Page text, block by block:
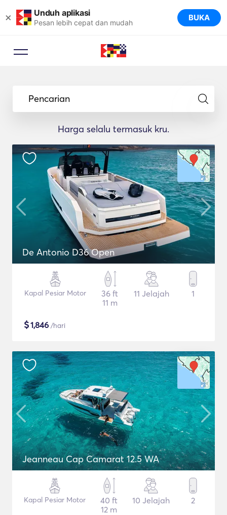
× Unduh aplikasi
Pesan lebih cepat dan mudah BUKA
Pencarian
Harga selalu termasuk kru.
De Antonio D36 Open
Kapal Pesiar Motor
36 ft
11 m
11 Jelajah 1
$1,846 /hari
Jeanneau Cap Camarat 12.5 WA
Kapal Pesiar Motor
40 ft
12 m
10 Jelajah 2